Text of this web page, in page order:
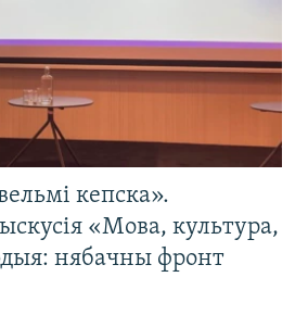
кепска».
«Мова, культура,
нябачны фронт